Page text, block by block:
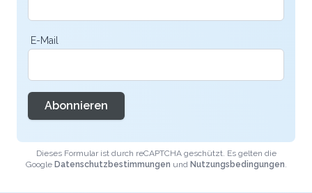
E-Mail
Abonnieren
Dieses Formular ist durch reCAPTCHA geschützt. Es gelten die
Google Datenschutzbestimmungen und Nutzungsbedingungen.